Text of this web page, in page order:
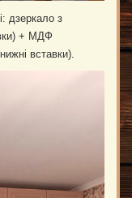
дзеркало з
+ МДФ
вставки).